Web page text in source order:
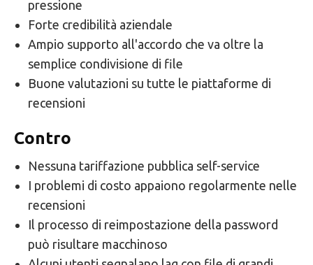
pressione
Forte credibilità aziendale
Ampio supporto all'accordo che va oltre la
semplice condivisione di file
Buone valutazioni su tutte le piattaforme di
recensioni
Contro
Nessuna tariffazione pubblica self-service
I problemi di costo appaiono regolarmente nelle
recensioni
Il processo di reimpostazione della password
può risultare macchinoso